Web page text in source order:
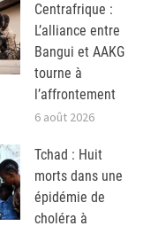
Centrafrique :
L’alliance entre
Bangui et AAKG
tourne à
l’affrontement
6 août 2026
Tchad : Huit
morts dans une
épidémie de
choléra à